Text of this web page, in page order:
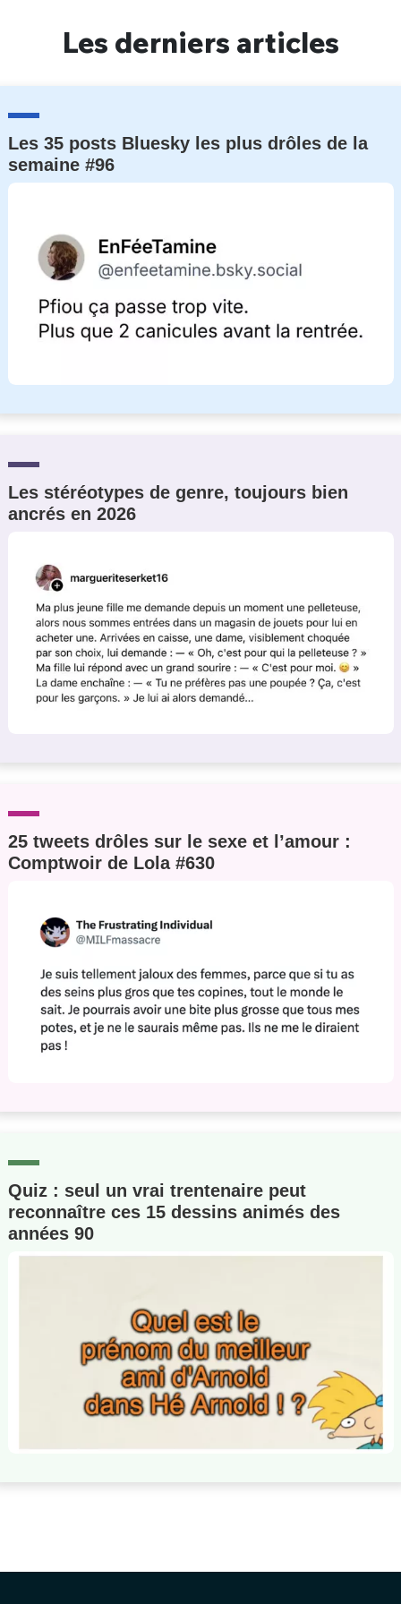
Les derniers articles
Les 35 posts Bluesky les plus drôles de la
semaine #96
Les stéréotypes de genre, toujours bien
ancrés en 2026
25 tweets drôles sur le sexe et l’amour :
Comptwoir de Lola #630
Quiz : seul un vrai trentenaire peut
reconnaître ces 15 dessins animés des
années 90
Un Thread